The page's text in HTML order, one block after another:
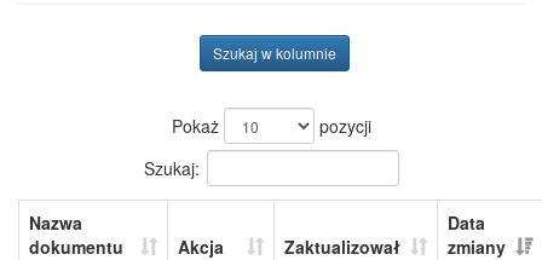
Szukaj w kolumnie
Pokaż
pozycji
Szukaj:
Nazwa
dokumentu
Akcja Zaktualizował
Data
zmiany